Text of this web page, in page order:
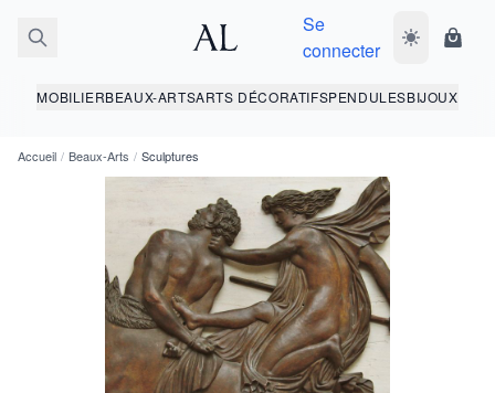
Se
connecter
Basculer le
MOBILIERBEAUX-ARTSARTS DÉCORATIFSPENDULESBIJOUX
Accueil / Beaux-Arts / Sculptures